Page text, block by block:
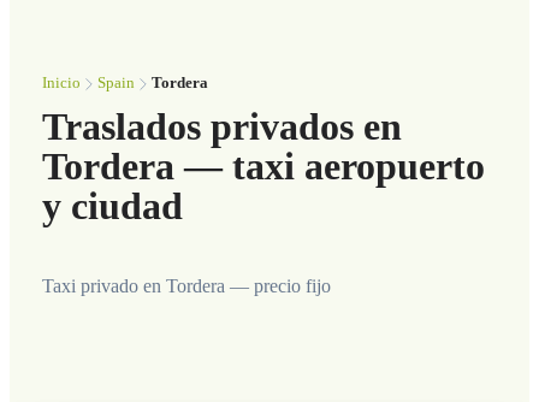
Inicio Spain Tordera
Traslados privados en
Tordera — taxi aeropuerto
y ciudad
Taxi privado en Tordera — precio fijo